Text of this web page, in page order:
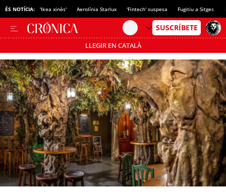
ÉS NOTÍCIA: 'Ikea xinès' Aerolínia Starlux 'Fintech' suspesa Fugitiu a Sitges
LLEGIR EN CATALÀ
Passa’t al mode estalvi